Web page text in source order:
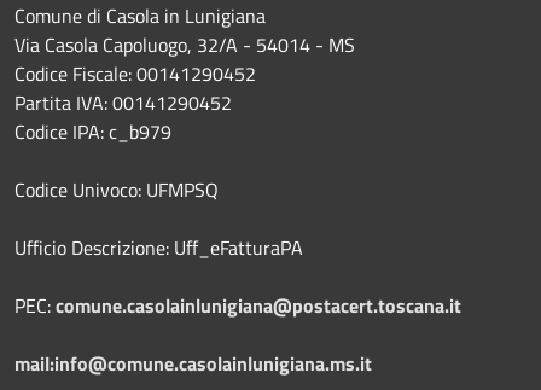
Comune di Casola in Lunigiana
Via Casola Capoluogo, 32/A - 54014 - MS
Codice Fiscale: 00141290452
Partita IVA: 00141290452
Codice IPA: c_b979
Codice Univoco: UFMPSQ
Ufficio Descrizione: Uff_eFatturaPA
PEC:comune.casolainlunigiana@postacert.toscana.it
mail:info@comune.casolainlunigiana.ms.it